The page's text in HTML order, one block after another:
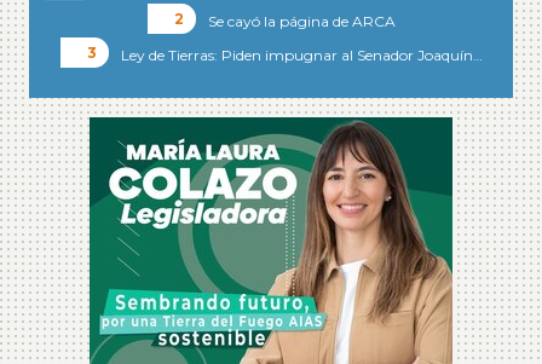
Se cayó la página de ARCA
Ley de Tierras: Piden impugnar al Senador Joaquín…